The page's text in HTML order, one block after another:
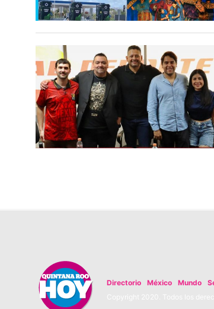
Directorio México Mundo